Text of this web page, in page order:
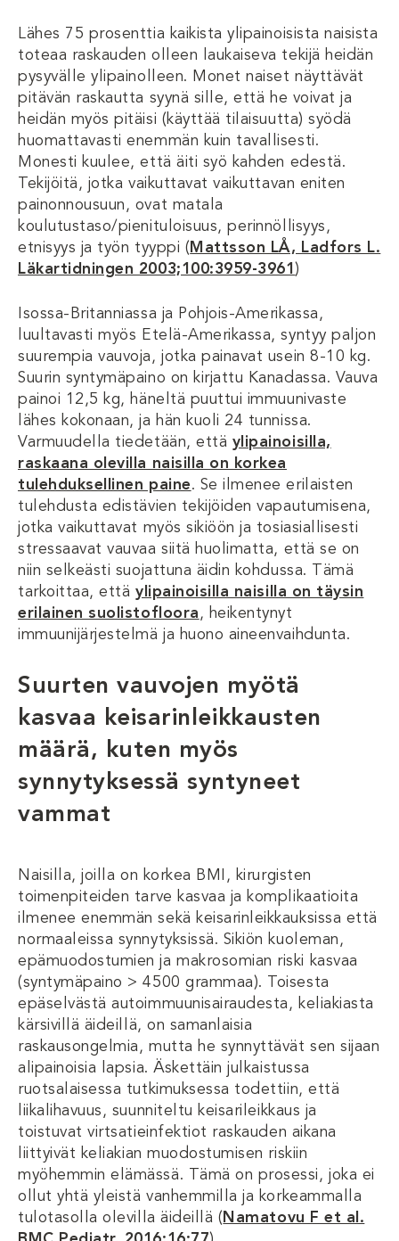
Lähes 75 prosenttia kaikista ylipainoisista naisista
toteaa raskauden olleen laukaiseva tekijä heidän
pysyvälle ylipainolleen. Monet naiset näyttävät
pitävän raskautta syynä sille, että he voivat ja
heidän myös pitäisi (käyttää tilaisuutta) syödä
huomattavasti enemmän kuin tavallisesti.
Monesti kuulee, että äiti syö kahden edestä.
Tekijöitä, jotka vaikuttavat vaikuttavan eniten
painonnousuun, ovat matala
koulutustaso/pienituloisuus, perinnöllisyys,
etnisyys ja työn tyyppi ( Mattsson LÅ, Ladfors L.
Läkartidningen 2003;100:3959-3961 )
Isossa-Britanniassa ja Pohjois-Amerikassa,
luultavasti myös Etelä-Amerikassa, syntyy paljon
suurempia vauvoja, jotka painavat usein 8-10 kg.
Suurin syntymäpaino on kirjattu Kanadassa. Vauva
painoi 12,5 kg, häneltä puuttui immuunivaste
lähes kokonaan, ja hän kuoli 24 tunnissa.
Varmuudella tiedetään, että ylipainoisilla,
raskaana olevilla naisilla on korkea
tulehduksellinen paine. Se ilmenee erilaisten
tulehdusta edistävien tekijöiden vapautumisena,
jotka vaikuttavat myös sikiöön ja tosiasiallisesti
stressaavat vauvaa siitä huolimatta, että se on
niin selkeästi suojattuna äidin kohdussa. Tämä
tarkoittaa, että ylipainoisilla naisilla on täysin
erilainen suolistofloora, heikentynyt
immuunijärjestelmä ja huono aineenvaihdunta.
Suurten vauvojen myötä
kasvaa keisarinleikkausten
määrä, kuten myös
synnytyksessä syntyneet
vammat
Naisilla, joilla on korkea BMI, kirurgisten
toimenpiteiden tarve kasvaa ja komplikaatioita
ilmenee enemmän sekä keisarinleikkauksissa että
normaaleissa synnytyksissä. Sikiön kuoleman,
epämuodostumien ja makrosomian riski kasvaa
(syntymäpaino > 4500 grammaa). Toisesta
epäselvästä autoimmuunisairaudesta, keliakiasta
kärsivillä äideillä, on samanlaisia ​​
raskausongelmia, mutta he synnyttävät sen sijaan
alipainoisia lapsia. Äskettäin julkaistussa
ruotsalaisessa tutkimuksessa todettiin, että
liikalihavuus, suunniteltu keisarileikkaus ja
toistuvat virtsatieinfektiot raskauden aikana
liittyivät keliakian muodostumisen riskiin
myöhemmin elämässä. Tämä on prosessi, joka ei
ollut yhtä yleistä vanhemmilla ja korkeammalla
tulotasolla olevilla äideillä ( Namatovu F et al.